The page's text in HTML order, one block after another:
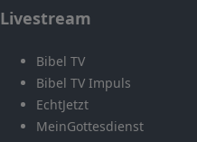
Livestream
Bibel TV
Bibel TV Impuls
EchtJetzt
MeinGottesdienst